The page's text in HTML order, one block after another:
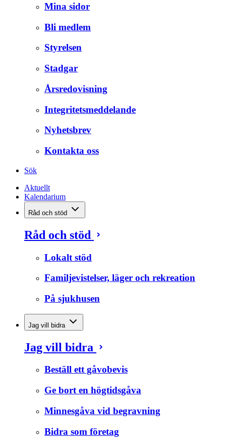
Mina sidor
Bli medlem
Styrelsen
Stadgar
Årsredovisning
Integritetsmeddelande
Nyhetsbrev
Kontakta oss
Sök
Aktuellt
Kalendarium
Råd och stöd
Råd och stöd
Lokalt stöd
Familjevistelser, läger och rekreation
På sjukhusen
Jag vill bidra
Jag vill bidra
Beställ ett gåvobevis
Ge bort en högtidsgåva
Minnesgåva vid begravning
Bidra som företag